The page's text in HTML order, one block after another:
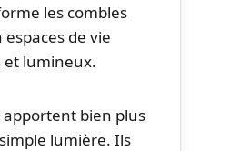
les combles
de vie
et lumineux.
apportent bien plus
lumière. Ils